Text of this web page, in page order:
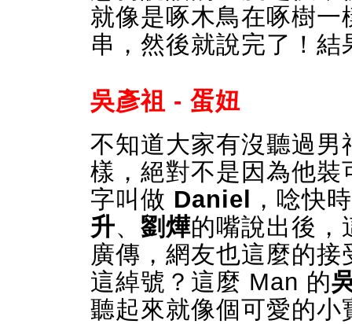
就像是啄木鳥在啄樹
串，然後就說完了！
吳彥祖 - 蛋妞
不知道大家有沒聽過男
樣，絕對不是因為他
字叫做 Daniel
，唸快
升、 劉燁的嘴說出後，
廣傳，網友也這麼的
這綽號？這麼 Man 的
聽起來就像個可愛的小